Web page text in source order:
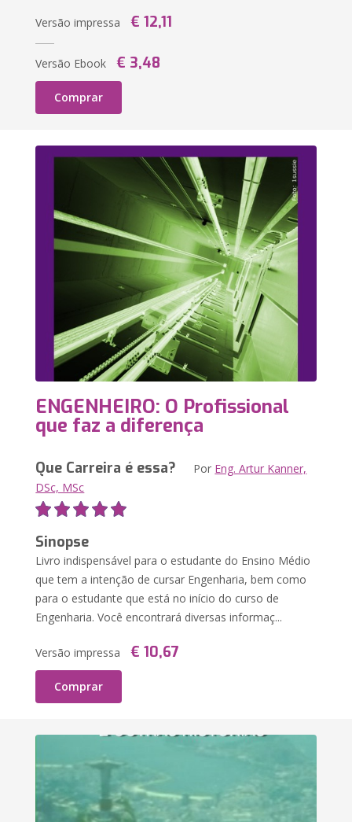
Versão impressa € 12,11
Versão Ebook € 3,48
Comprar
ENGENHEIRO: O Profissional
que faz a diferença
Que Carreira é essa? Por Eng. Artur Kanner,
DSc, MSc
Sinopse
Livro indispensável para o estudante do Ensino Médio
que tem a intenção de cursar Engenharia, bem como
para o estudante que está no início do curso de
Engenharia. Você encontrará diversas informaç...
Versão impressa € 10,67
Comprar